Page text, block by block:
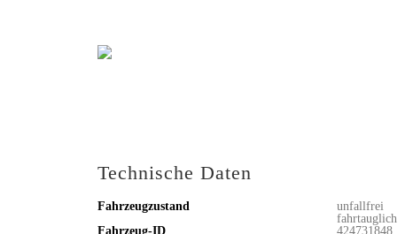
Technische Daten
Fahrzeugzustand
unfallfrei
fahrtauglich
Fahrzeug-ID
424731848